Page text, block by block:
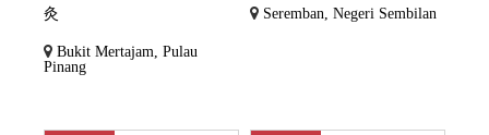
灸
Bukit Mertajam, Pulau
Pinang
Seremban, Negeri Sembilan